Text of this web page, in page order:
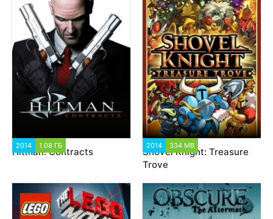
2014 1.08 ГБ
Hitman: Contracts
2014 334 MB
Shovel Knight: Treasure
Trove